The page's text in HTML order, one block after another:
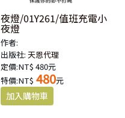
夜燈/01Y261/值班充電小
夜燈
作者:
出版社:天恩代理
定價:NT$ 480元
特價:NT$ 480元